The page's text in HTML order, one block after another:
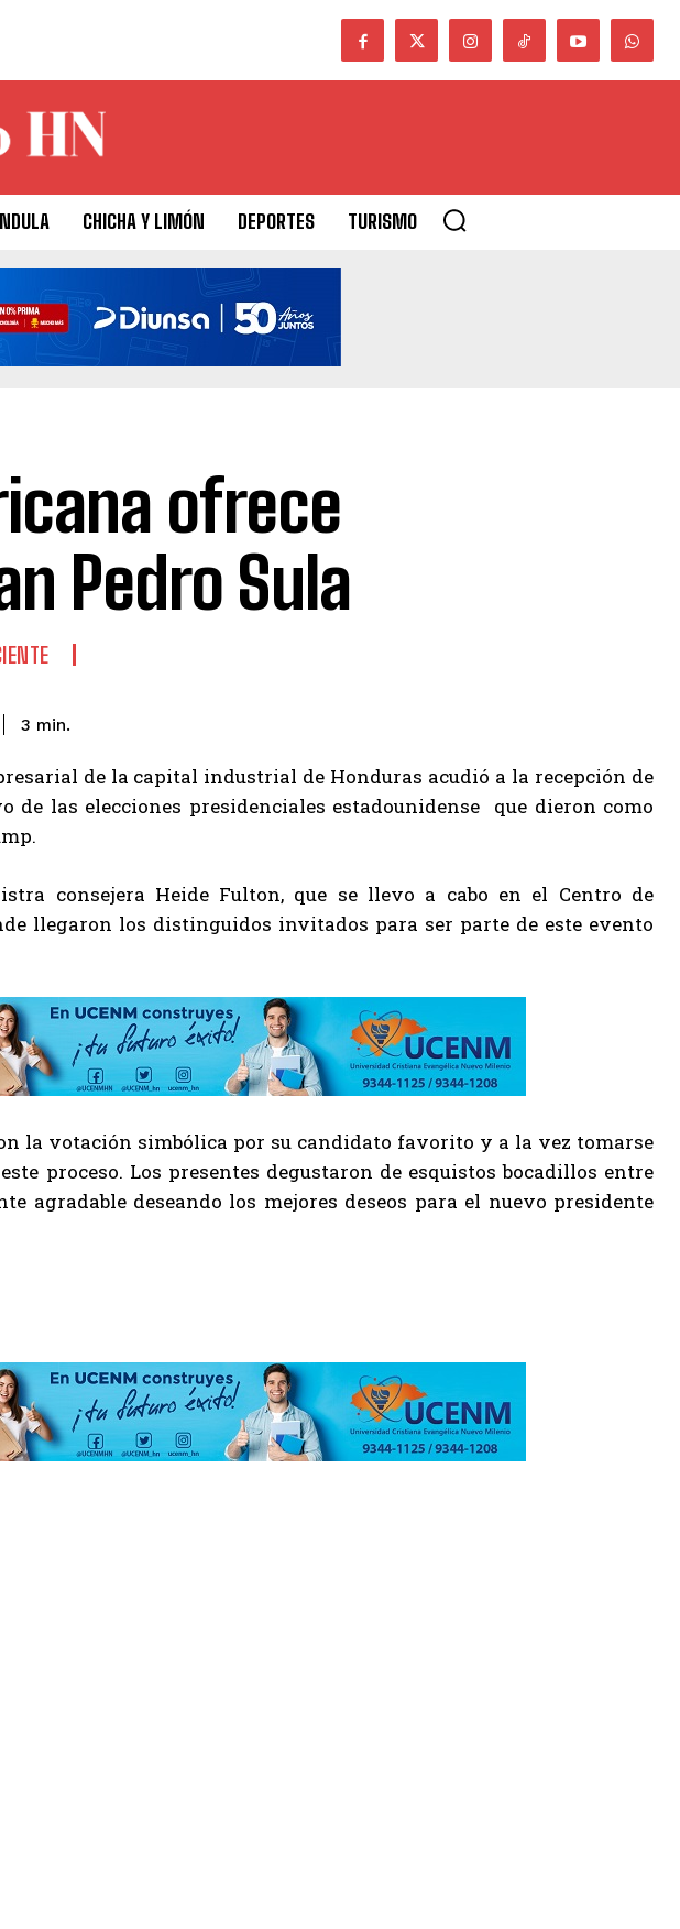
CHICHA Y LIMÓN DEPORTES TURISMO
ofrece
Pedro Sula
3 min.
de la capital industrial de Honduras acudió a la recepción de
de las elecciones presidenciales estadounidense que dieron como
consejera Heide Fulton, que se llevo a cabo en el Centro de
llegaron los distinguidos invitados para ser parte de este evento
la votación simbólica por su candidato favorito y a la vez tomarse
proceso. Los presentes degustaron de esquistos bocadillos entre
agradable deseando los mejores deseos para el nuevo presidente